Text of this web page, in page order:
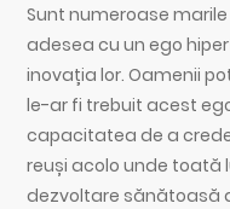
Sunt numeroase marile
adesea cu un ego
inovația lor. Oamenii
le-ar fi trebuit acest
capacitatea de a
reuși acolo unde toată
dezvoltare sănătoasă